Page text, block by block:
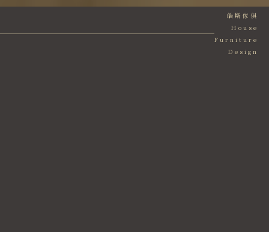
皓斯傢俱
House
Furniture
Design